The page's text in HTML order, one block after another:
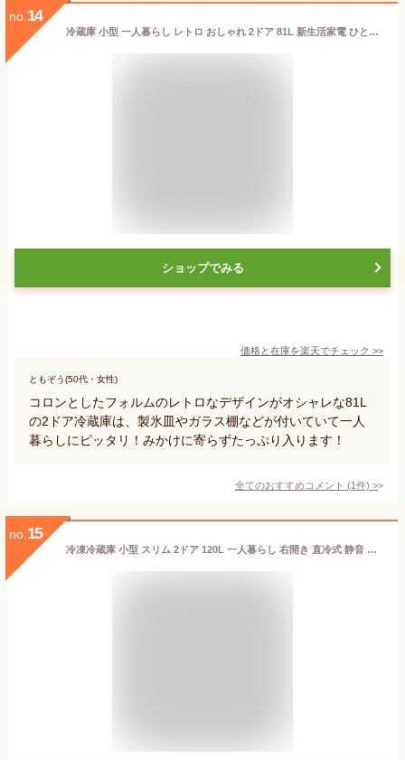
no. 14
冷蔵庫 小型 一人暮らし レトロ おしゃれ 2ドア 81L 新生活家電 ひとり暮らし 庫内灯付 製氷皿付 ガラス棚 サブ冷蔵庫 ミニ冷蔵庫 小型冷蔵庫 温度調節 寮 冷凍冷蔵庫 ブラック ホワイト グリーン PRR-082D-B [2506SS]【広告】
ショップでみる
価格と在庫を楽天でチェック >>
ともぞう(50代・女性)
コロンとしたフォルムのレトロなデザインがオシャレな81L
の2ドア冷蔵庫は、製氷皿やガラス棚などが付いていて一人
暮らしにピッタリ！みかけに寄らずたっぷり入ります！
全てのおすすめコメント (1件) >
no. 15
冷凍冷蔵庫 小型 スリム 2ドア 120L 一人暮らし 右開き 直冷式 静音 冷蔵 冷凍 省エネ 単身 新生活 ホワイト ハイアール JR-12A-W